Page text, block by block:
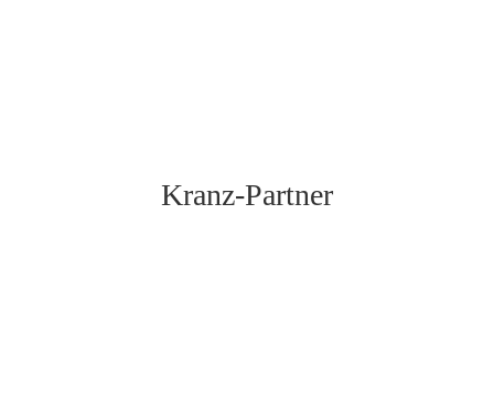
Kranz-Partner